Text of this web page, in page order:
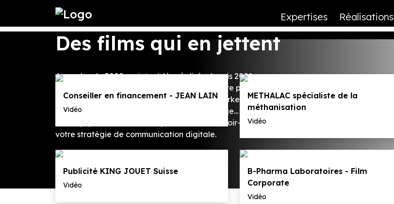
Expertises Réalisations
Des films qui en jettent
Avec plus de 5000 projets vidéo réalisés depuis 2001, nous vous
accompagnons dans toutes les étapes de votre projet audiovisuel : film
d’entreprise - vidéo institutionnelle - vidéo marketing - film
événementiel vidéo corporate - film de marque...
Nos équipes mettent leur expertise et leur savoir-faire au service de
votre stratégie de communication digitale.
Nos réalisations
Conseiller en financement - JEAN LAIN
Vidéo
METHALAC spécialiste de la
méthanisation
Vidéo
Publicité KING JOUET Suisse
Vidéo
B-Pharma Laboratoires - Film
Corporate
Vidéo